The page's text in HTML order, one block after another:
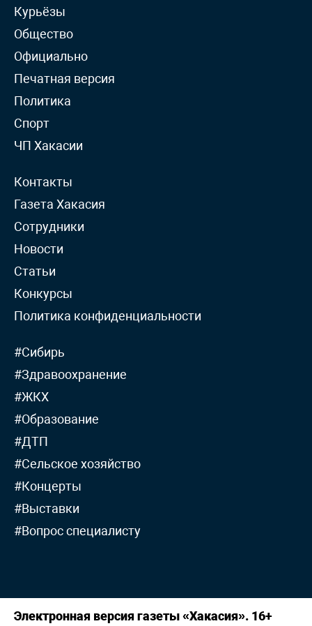
Курьёзы
Общество
Официально
Печатная версия
Политика
Спорт
ЧП Хакасии
Контакты
Газета Хакасия
Сотрудники
Новости
Статьи
Конкурсы
Политика конфиденциальности
#Сибирь
#Здравоохранение
#ЖКХ
#Образование
#ДТП
#Сельское хозяйство
#Концерты
#Выставки
#Вопрос специалисту
Электронная версия газеты «Хакасия». 16+